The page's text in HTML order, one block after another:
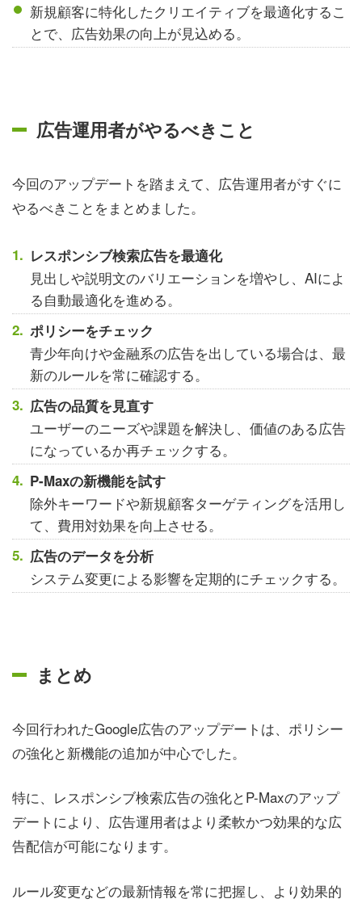
新規顧客に特化したクリエイティブを最適化するこ
とで、広告効果の向上が見込める。
広告運用者がやるべきこと
今回のアップデートを踏まえて、広告運用者がすぐに
やるべきことをまとめました。
レスポンシブ検索広告を最適化
見出しや説明文のバリエーションを増やし、AIによ
る自動最適化を進める。
ポリシーをチェック
青少年向けや金融系の広告を出している場合は、最
新のルールを常に確認する。
広告の品質を見直す
ユーザーのニーズや課題を解決し、価値のある広告
になっているか再チェックする。
P-Maxの新機能を試す
除外キーワードや新規顧客ターゲティングを活用し
て、費用対効果を向上させる。
広告のデータを分析
システム変更による影響を定期的にチェックする。
まとめ
今回行われたGoogle広告のアップデートは、ポリシー
の強化と新機能の追加が中心でした。
特に、レスポンシブ検索広告の強化とP-Maxのアップ
デートにより、広告運用者はより柔軟かつ効果的な広
告配信が可能になります。
ルール変更などの最新情報を常に把握し、より効果的